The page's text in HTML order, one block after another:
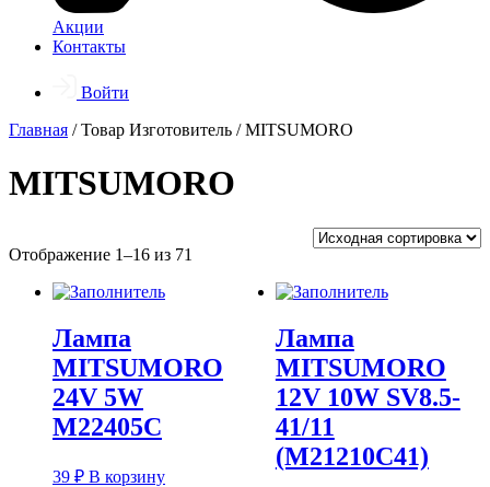
Акции
Контакты
Войти
Главная / Товар Изготовитель / MITSUMORO
MITSUMORO
Отображение 1–16 из 71
Лампа
MITSUMORO
24V 5W
M22405C
39 ₽ В корзину
Лампа
MITSUMORO
12V 10W SV8.5-
41/11
(M21210C41)